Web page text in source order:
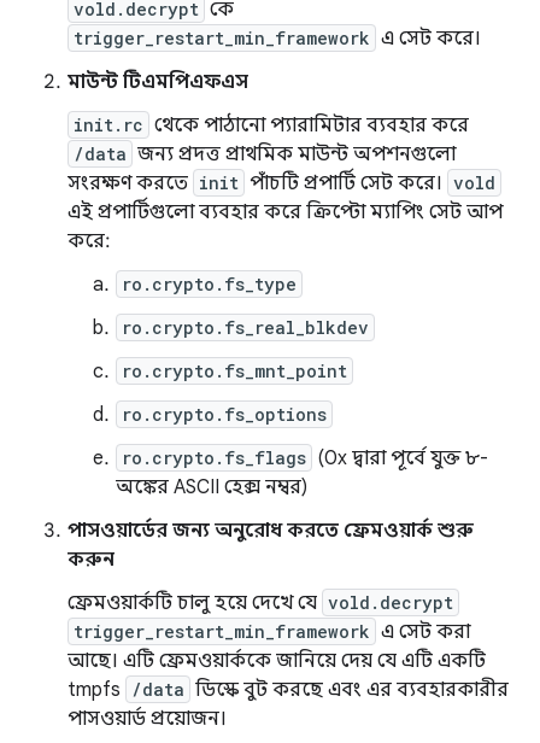
vold.decrypt কে
trigger_restart_min_framework এ সেট করে।
মাউন্ট টিএমপিএফএস
init.rc থেকে পাঠানো প্যারামিটার ব্যবহার করে
/data জন্য প্রদত্ত প্রাথমিক মাউন্ট অপশনগুলো
সংরক্ষণ করতে init পাঁচটি প্রপার্টি সেট করে। vold
এই প্রপার্টিগুলো ব্যবহার করে ক্রিপ্টো ম্যাপিং সেট আপ
করে:
ro.crypto.fs_type
ro.crypto.fs_real_blkdev
ro.crypto.fs_mnt_point
ro.crypto.fs_options
ro.crypto.fs_flags (0x দ্বারা পূর্বে যুক্ত ৮-
অঙ্কের ASCII হেক্স নম্বর)
পাসওয়ার্ডের জন্য অনুরোধ করতে ফ্রেমওয়ার্ক শুরু
করুন
ফ্রেমওয়ার্কটি চালু হয়ে দেখে যে vold.decrypt
trigger_restart_min_framework এ সেট করা
আছে। এটি ফ্রেমওয়ার্ককে জানিয়ে দেয় যে এটি একটি
tmpfs
/data ডিস্কে বুট করছে এবং এর ব্যবহারকারীর
পাসওয়ার্ড প্রয়োজন।